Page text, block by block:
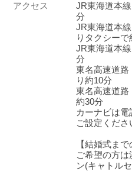
アクセス
JR東海道本
分
JR東海道本
りタクシーで
JR東海道本
分
東名高速道
り約10分
東名高速道
約30分
カーナビは電
ご設定くださ
【結婚式ま
ご希望の方
ン(キャトル